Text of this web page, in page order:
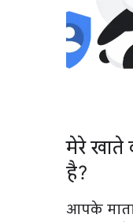
मेरे खाते
है?
आपके